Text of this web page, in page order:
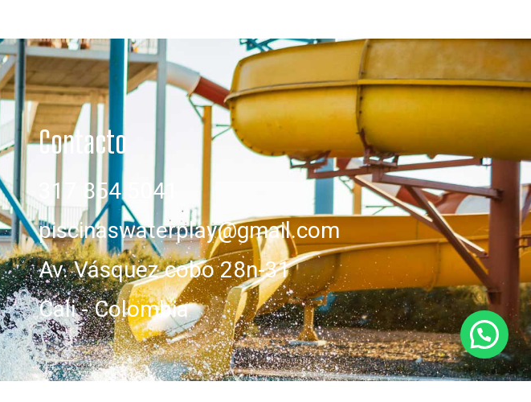
Contacto
317 854 5041
piscinaswaterplay@gmail.com
Av. Vásquez cobo 28n-31
Cali - Colombia